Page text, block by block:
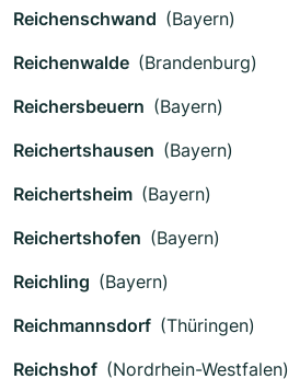
Reichenschwand (Bayern)
Reichenwalde (Brandenburg)
Reichersbeuern (Bayern)
Reichertshausen (Bayern)
Reichertsheim (Bayern)
Reichertshofen (Bayern)
Reichling (Bayern)
Reichmannsdorf (Thüringen)
Reichshof (Nordrhein-Westfalen)